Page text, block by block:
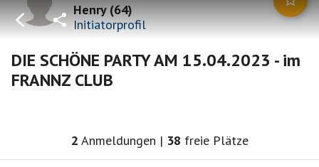
Henry(64)
Initiatorprofil
DIE SCHÖNE PARTY AM 15.04.2023 - im
FRANNZ CLUB
2 Anmeldungen | 38 freie Plätze